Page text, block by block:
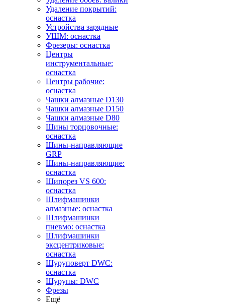
Удаление покрытий:
оснастка
Устройства зарядные
УШМ: оснастка
Фрезеры: оснастка
Центры
инструментальные:
оснастка
Центры рабочие:
оснастка
Чашки алмазные D130
Чашки алмазные D150
Чашки алмазные D80
Шины торцовочные:
оснастка
Шины-направляющие
GRP
Шины-направляющие:
оснастка
Шипорез VS 600:
оснастка
Шлифмашинки
алмазные: оснастка
Шлифмашинки
пневмо: оснастка
Шлифмашинки
эксцентриковые:
оснастка
Шуруповерт DWC:
оснастка
Шурупы: DWC
Фрезы
Ещё